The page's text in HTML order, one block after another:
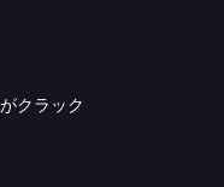
クラック